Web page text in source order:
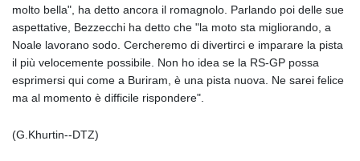
molto bella", ha detto ancora il romagnolo. Parlando poi delle sue
aspettative, Bezzecchi ha detto che "la moto sta migliorando, a
Noale lavorano sodo. Cercheremo di divertirci e imparare la pista
il più velocemente possibile. Non ho idea se la RS-GP possa
esprimersi qui come a Buriram, è una pista nuova. Ne sarei felice
ma al momento è difficile rispondere".
(G.Khurtin--DTZ)